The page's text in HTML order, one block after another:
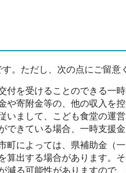
す。ただし、次の点にご留意
付を受けることのできる一
や寄附金等の、他の収入を
いまして、こども食堂の運
できている場合、一時支援
町によっては、県補助金（
算出する場合があります。
減る可能性がありますので